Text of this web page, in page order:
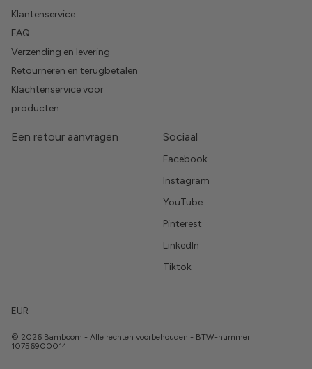
Klantenservice
FAQ
Verzending en levering
Retourneren en terugbetalen
Klachtenservice voor
producten
Een retour aanvragen Sociaal
Facebook
Instagram
YouTube
Pinterest
LinkedIn
Tiktok
EUR
© 2026 Bamboom - Alle rechten voorbehouden - BTW-nummer
10756900014